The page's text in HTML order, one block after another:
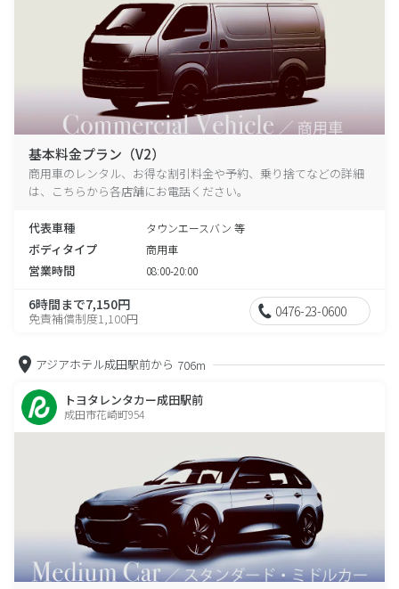
基本料金プラン（V2）
商用車のレンタル、お得な割引料金や予約、乗り捨てなどの詳細
は、こちらから各店舗にお電話ください。
代表車種 タウンエースバン 等
ボディタイプ 商用車
営業時間 08:00-20:00
6時間まで7,150円
免責補償制度1,100円 0476-23-0600
アジアホテル成田駅前から 706m
トヨタレンタカー成田駅前
成田市花崎町954